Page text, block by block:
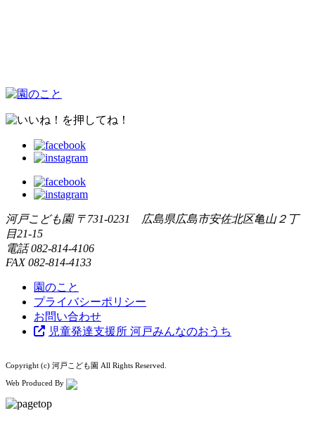
河戸こども園〒731-0231 広島県広島市安佐北区亀山２丁
目21-15
電話082-814-4106
FAX082-814-4133
園のこと
プライバシーポリシー
お問い合わせ
児童発達支援所 河戸みんなのおうち
Copyright (c) 河戸こども園 All Rights Reserved.
Web Produced By